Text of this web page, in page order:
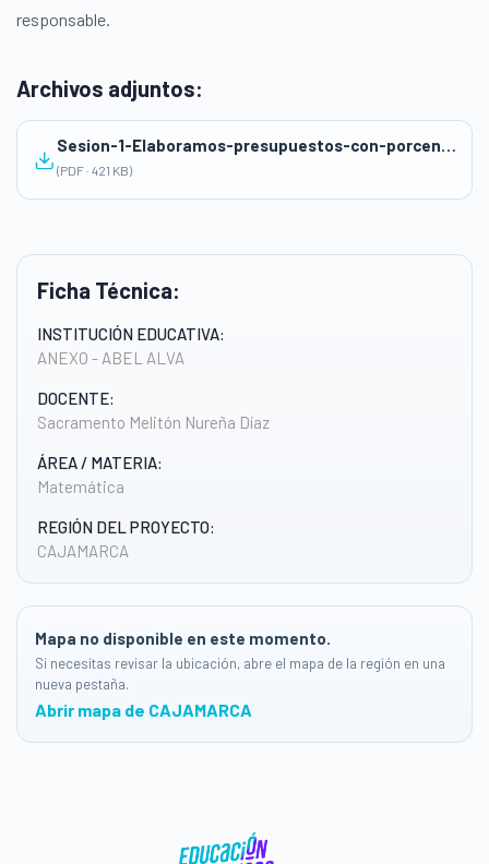
Ficha Técnica:
INSTITUCIÓN EDUCATIVA:
ANEXO - ABEL ALVA
DOCENTE:
Sacramento Melitón Nureña Díaz
ÁREA / MATERIA:
Matemática
REGIÓN DEL PROYECTO:
CAJAMARCA
Mapa no disponible en este momento.
Si necesitas revisar la ubicación, abre el mapa de la región en una
nueva pestaña.
Abrir mapa de CAJAMARCA
responsable.
Archivos adjuntos:
Sesion-1-Elaboramos-presupuestos-con-porcentajes-EF
(PDF · 421 KB)